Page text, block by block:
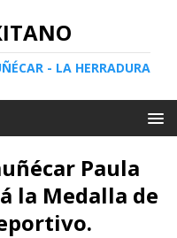
- LA HERRADURA
Paula
la Medalla de